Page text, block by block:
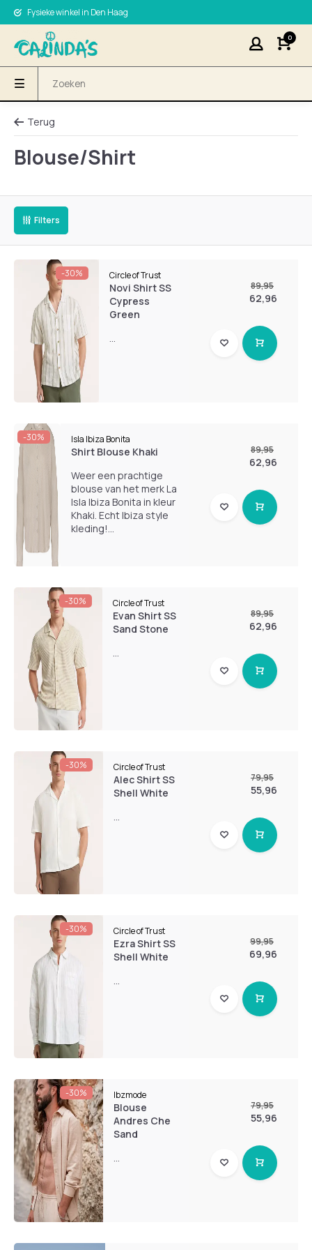
Fysieke winkel in Den Haag
0
Terug
Blouse/Shirt
Filters
-30% Circle of Trust
Novi Shirt SS
Cypress
Green
...
89,95
62,96
-30% Isla Ibiza Bonita
Shirt Blouse Khaki
Weer een prachtige
blouse van het merk La
Isla Ibiza Bonita in kleur
Khaki. Echt Ibiza style
kleding!...
89,95
62,96
-30% Circle of Trust
Evan Shirt SS
Sand Stone
...
89,95
62,96
-30% Circle of Trust
Alec Shirt SS
Shell White
...
79,95
55,96
-30% Circle of Trust
Ezra Shirt SS
Shell White
...
99,95
69,96
-30% Ibzmode
Blouse
Andres Che
Sand
...
79,95
55,96